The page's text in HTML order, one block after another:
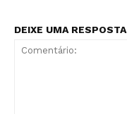
DEIXE UMA RESPOSTA